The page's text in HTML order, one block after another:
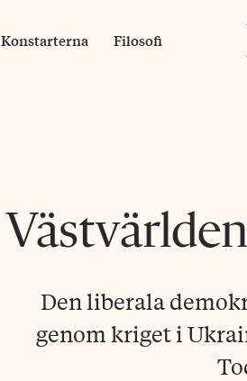
Konstarterna Filosofi
Den liberala
genom kriget i